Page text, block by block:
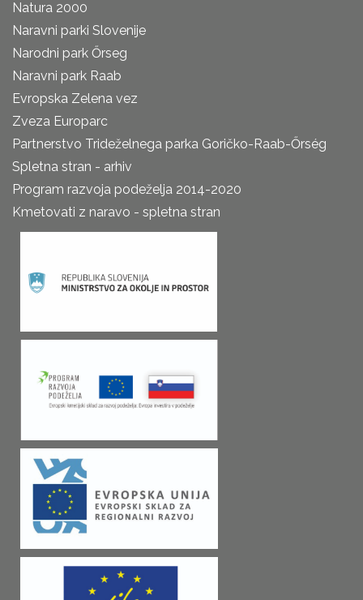
Natura 2000
Naravni parki Slovenije
Narodni park Őrseg
Naravni park Raab
Evropska Zelena vez
Zveza Europarc
Partnerstvo Trideželnega parka Goričko-Raab-Őrség
Spletna stran - arhiv
Program razvoja podeželja 2014-2020
Kmetovati z naravo - spletna stran